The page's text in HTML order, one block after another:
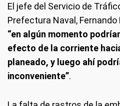
El jefe del Servicio de
Prefectura Naval, Fernando
“en algún momento
efecto de la corriente
planeado, y luego ahí
inconveniente”.